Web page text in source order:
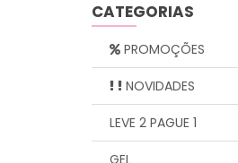
CATEGORIAS
PROMOÇÕES
NOVIDADES
LEVE 2 PAGUE 1